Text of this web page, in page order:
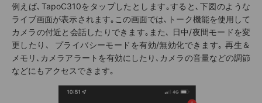
例えば､TapoC310をタップしたとします｡すると､下図のような
ライブ画面が表示されます｡この画面では､トーク機能を使用して
カメラの付近と会話したりできます｡また､
日中/夜間モード を変
更したり､ プライバシーモード を有効/無効化できます｡ 再生＆
メモリ､カメラアラートを有効にしたり､カメラの音量などの調節
などにもアクセスできます｡